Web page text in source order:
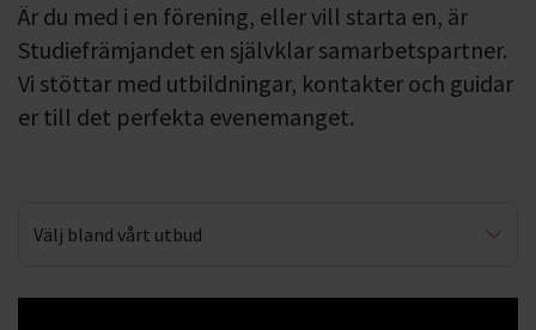
Är du med i en förening, eller vill starta en, är
Studiefrämjandet en självklar samarbetspartner.
Vi stöttar med utbildningar, kontakter och guidar
er till det perfekta evenemanget.
Välj bland vårt utbud